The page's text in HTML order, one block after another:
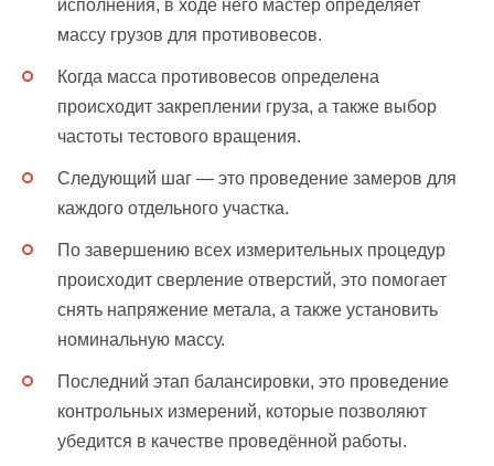
исполнения, в ходе него мастер определяет
массу грузов для противовесов.
Когда масса противовесов определена
происходит закреплении груза, а также выбор
частоты тестового вращения.
Следующий шаг — это проведение замеров для
каждого отдельного участка.
По завершению всех измерительных процедур
происходит сверление отверстий, это помогает
снять напряжение метала, а также установить
номинальную массу.
Последний этап балансировки, это проведение
контрольных измерений, которые позволяют
убедится в качестве проведённой работы.